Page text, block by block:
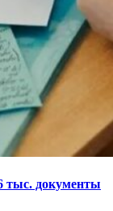
тыс. документы